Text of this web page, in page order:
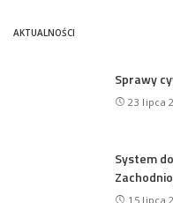
AKTUALNOŚCI
Sprawy
23 lipca
System
15 lipca